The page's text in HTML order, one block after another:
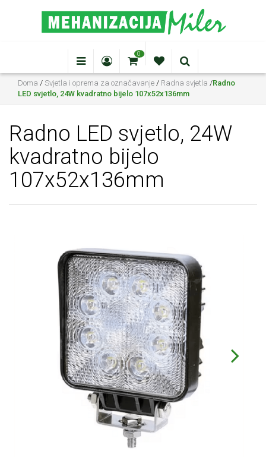
0
Doma / Svjetla i oprema za označavanje / Radna svjetla /Radno
LED svjetlo, 24W kvadratno bijelo 107x52x136mm
Radno LED svjetlo, 24W
kvadratno bijelo
107x52x136mm